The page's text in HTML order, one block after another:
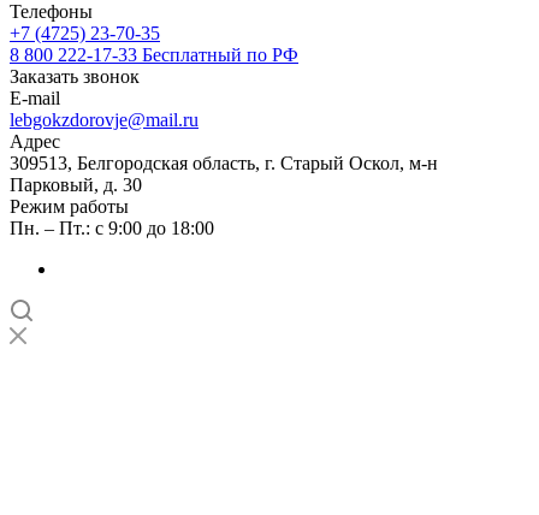
Телефоны
+7 (4725) 23-70-35
8 800 222-17-33 Бесплатный по РФ
Заказать звонок
E-mail
lebgokzdorovje@mail.ru
Адрес
309513, Белгородская область, г. Старый Оскол, м-н
Парковый, д. 30
Режим работы
Пн. – Пт.: с 9:00 до 18:00